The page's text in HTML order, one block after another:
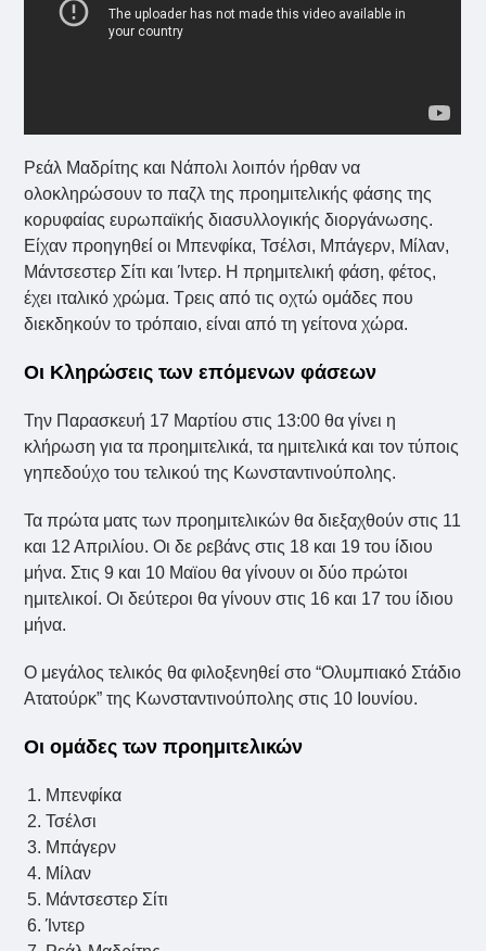
Ρεάλ Μαδρίτης και Νάπολι λοιπόν ήρθαν να
ολοκληρώσουν το παζλ της προημιτελικής φάσης της
κορυφαίας ευρωπαϊκής διασυλλογικής διοργάνωσης.
Είχαν προηγηθεί οι Μπενφίκα, Τσέλσι, Μπάγερν, Μίλαν,
Μάντσεστερ Σίτι και Ίντερ. Η πρημιτελική φάση, φέτος,
έχει ιταλικό χρώμα. Τρεις από τις οχτώ ομάδες που
διεκδηκούν το τρόπαιο, είναι από τη γείτονα χώρα.
Οι Κληρώσεις των επόμενων φάσεων
Την Παρασκευή 17 Μαρτίου στις 13:00 θα γίνει η
κλήρωση για τα προημιτελικά, τα ημιτελικά και τον τύποις
γηπεδούχο του τελικού της Κωνσταντινούπολης.
Τα πρώτα ματς των προημιτελικών θα διεξαχθούν στις 11
και 12 Απριλίου. Οι δε ρεβάνς στις 18 και 19 του ίδιου
μήνα. Στις 9 και 10 Μαϊου θα γίνουν οι δύο πρώτοι
ημιτελικοί. Οι δεύτεροι θα γίνουν στις 16 και 17 του ίδιου
μήνα.
Ο μεγάλος τελικός θα φιλοξενηθεί στο “Ολυμπιακό Στάδιο
Ατατούρκ” της Κωνσταντινούπολης στις 10 Ιουνίου.
Οι ομάδες των προημιτελικών
Μπενφίκα
Τσέλσι
Μπάγερν
Μίλαν
Μάντσεστερ Σίτι
Ίντερ